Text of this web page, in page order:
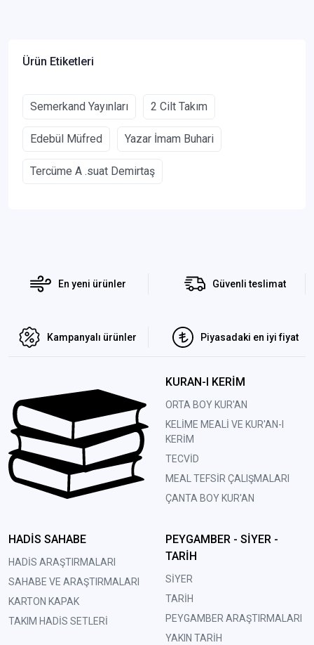
Ürün Etiketleri
Semerkand Yayınları 2 Cilt Takım
Edebül Müfred Yazar İmam Buhari
Tercüme A .suat Demirtaş
En yeni ürünler Güvenli teslimat
Kampanyalı ürünler Piyasadaki en iyi fiyat
KURAN-I KERİM
ORTA BOY KUR'AN
KELİME MEALİ VE KUR'AN-I
KERİM
TECVİD
MEAL TEFSİR ÇALIŞMALARI
ÇANTA BOY KUR'AN
HADİS SAHABE
HADİS ARAŞTIRMALARI
SAHABE VE ARAŞTIRMALARI
KARTON KAPAK
TAKIM HADİS SETLERİ
PEYGAMBER - SİYER -
TARİH
SİYER
TARİH
PEYGAMBER ARAŞTIRMALARI
YAKIN TARİH